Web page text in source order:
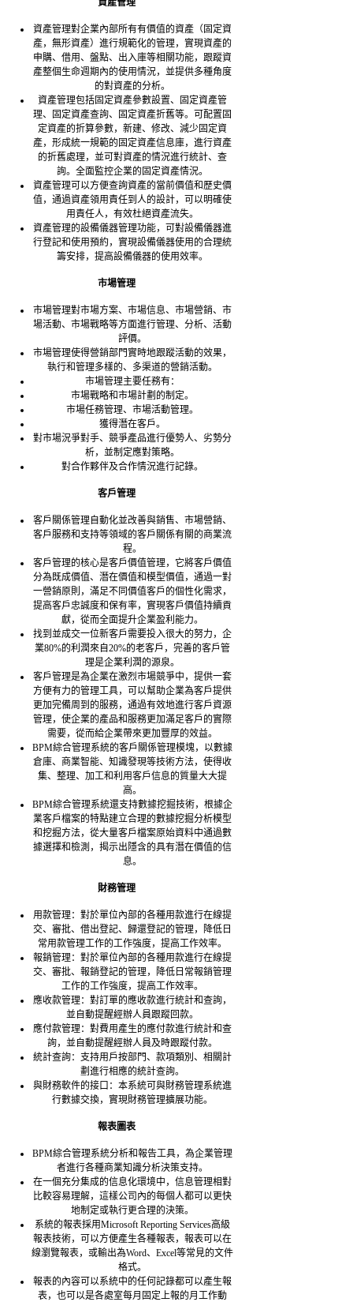
資產管理
資產管理對企業內部所有有價值的資產（固定資
產，無形資產）進行規範化的管理，實現資產的
申購、借用、盤點、出入庫等相關功能，跟蹤資
產整個生命週期內的使用情況，並提供多種角度
的對資產的分析。
資產管理包括固定資產參數設置、固定資產管
理、固定資產查詢、固定資產折舊等。可配置固
定資產的折算參數，新建、修改、減少固定資
產，形成統一規範的固定資產信息庫，進行資產
的折舊處理，並可對資產的情況進行統計、查
詢。全面監控企業的固定資產情況。
資產管理可以方便查詢資產的當前價值和歷史價
值，通過資產領用責任到人的設計，可以明確使
用責任人，有效杜絕資產流失。
資產管理的設備儀器管理功能，可對設備儀器進
行登記和使用預約，實現設備儀器使用的合理統
籌安排，提高設備儀器的使用效率。
市場管理
市場管理對市場方案、市場信息、市場營銷、市
場活動、市場戰略等方面進行管理、分析、活動
評價。
市場管理使得營銷部門實時地跟蹤活動的效果，
執行和管理多樣的、多渠道的營銷活動。
市場管理主要任務有：
市場戰略和市場計劃的制定。
市場任務管理、市場活動管理。
獲得潛在客戶。
對市場況爭對手、競爭產品進行優勢人、劣勢分
析，並制定應對策略。
對合作夥伴及合作情況進行記錄。
客戶管理
客戶關係管理自動化並改善與銷售、市場營銷、
客戶服務和支持等領域的客戶關係有關的商業流
程。
客戶管理的核心是客戶價值管理，它將客戶價值
分為既成價值、潛在價值和模型價值，通過一對
一營銷原則，滿足不同價值客戶的個性化需求，
提高客戶忠誠度和保有率，實現客戶價值持續貢
獻，從而全面提升企業盈利能力。
找到並成交一位新客戶需要投入很大的努力，企
業80%的利潤來自20%的老客戶，完善的客戶管
理是企業利潤的源泉。
客戶管理是為企業在激烈市場競爭中，提供一套
方便有力的管理工具，可以幫助企業為客戶提供
更加完備周到的服務，通過有效地進行客戶資源
管理，使企業的產品和服務更加滿足客戶的實際
需要，從而給企業帶來更加豐厚的效益。
BPM綜合管理系統的客戶關係管理模塊，以數據
倉庫、商業智能、知識發現等技術方法，使得收
集、整理、加工和利用客戶信息的質量大大提
高。
BPM綜合管理系統還支持數據挖掘技術，根據企
業客戶檔案的特點建立合理的數據挖掘分析模型
和挖掘方法，從大量客戶檔案原始資料中通過數
據選擇和檢測，揭示出隱含的具有潛在價值的信
息。
財務管理
用款管理：對於單位內部的各種用款進行在線提
交、審批、借出登記、歸還登記的管理，降低日
常用款管理工作的工作強度，提高工作效率。
報銷管理：對於單位內部的各種用款進行在線提
交、審批、報銷登記的管理，降低日常報銷管理
工作的工作強度，提高工作效率。
應收款管理：對訂單的應收款進行統計和查詢，
並自動提醒經辦人員跟蹤回款。
應付款管理：對費用產生的應付款進行統計和查
詢，並自動提醒經辦人員及時跟蹤付款。
統計查詢：支持用戶按部門、款項類別、相關計
劃進行相應的統計查詢。
與財務軟件的接口：本系統可與財務管理系統進
行數據交換，實現財務管理擴展功能。
報表圖表
BPM綜合管理系統分析和報告工具，為企業管理
者進行各種商業知識分析決策支持。
在一個充分集成的信息化環境中，信息管理相對
比較容易理解，這樣公司內的每個人都可以更快
地制定或執行更合理的決策。
系統的報表採用Microsoft Reporting Services高級
報表技術，可以方便產生各種報表，報表可以在
線瀏覽報表，或輸出為Word、Excel等常見的文件
格式。
報表的內容可以系統中的任何記錄都可以產生報
表，也可以是各處室每月固定上報的月工作動